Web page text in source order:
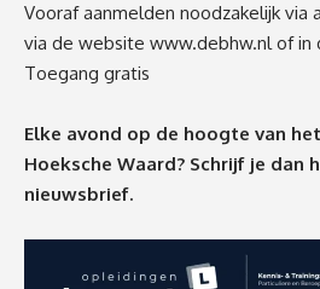
Vooraf aanmelden noodzakelijk via
via de website www.debhw.nlof in
Toegang gratis
Elke avond op de hoogte van
Hoeksche Waard? Schrijf je dan
nieuwsbrief.